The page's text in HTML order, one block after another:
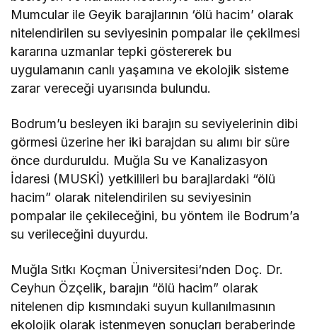
Mumcular ile Geyik barajlarının ‘ölü hacim’ olarak
nitelendirilen su seviyesinin pompalar ile çekilmesi
kararına uzmanlar tepki göstererek bu
uygulamanın canlı yaşamına ve ekolojik sisteme
zarar vereceği uyarısında bulundu.
Bodrum’u besleyen iki barajın su seviyelerinin dibi
görmesi üzerine her iki barajdan su alımı bir süre
önce durduruldu. Muğla Su ve Kanalizasyon
İdaresi (MUSKİ) yetkilileri bu barajlardaki “ölü
hacim” olarak nitelendirilen su seviyesinin
pompalar ile çekileceğini, bu yöntem ile Bodrum’a
su verileceğini duyurdu.
Muğla Sıtkı Koçman Üniversitesi‘nden Doç. Dr.
Ceyhun Özçelik, barajın “ölü hacim” olarak
nitelenen dip kısmındaki suyun kullanılmasının
ekolojik olarak istenmeyen sonuçları beraberinde